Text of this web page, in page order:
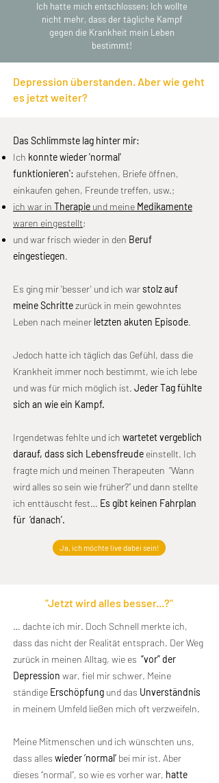
Ich hatte mich entschlossen: Ich wollte
nicht mehr, dass der tägliche Kampf
gegen die Krankheit mein Leben
bestimmt!
Depression überstanden. Aber wie geht
es jetzt weiter?
Das Schlimmste lag hinter mir:
Ich konnte wieder 'normal'
funktionieren': aufstehen, Briefe öffnen,
einkaufen gehen, Freunde treffen, usw.;
ich war in Therapie und meine Medikamente
waren eingestellt;
und war frisch wieder in den Beruf
eingestiegen.
​Es ging mir 'besser' und ich warstolz auf
meine Schrittezurück in mein gewohntes
Leben nach meiner letzten akuten Episode.
Jedoch hatte ich täglich das Gefühl, dass die
Krankheit immer noch bestimmt, wie ich lebe
und was für mich möglich ist. Jeder Tag fühlte
sich an wie ein Kampf.
Irgendetwas fehlte und ich wartetet vergeblich
darauf, dass sich Lebensfreude einstellt. Ich
fragte mich und meinen Therapeuten “Wann
wird alles so sein wie früher?” und dann stellte
ich enttäuscht fest… Es gibt keinen Fahrplan
für ‘danach’.
Ja, ich möchte live dabei sein!
"Jetzt wird alles besser...?"
… dachte ich mir. Doch Schnell merkte ich,
dass das nicht der Realität entsprach. Der Weg
zurück in meinen Alltag, wie es “vor” der
Depression war, fiel mir schwer. Meine
ständige Erschöpfung und das Unverständnis
in meinem Umfeld ließen mich oft verzweifeln.
Meine Mitmenschen und ich wünschten uns,
dass alles wieder ‘normal’ bei mir ist. Aber
dieses “normal”, so wie es vorher war, hatte